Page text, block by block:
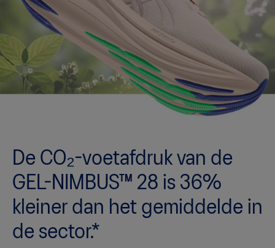
De CO₂-voetafdruk van de
GEL-NIMBUS™ 28 is 36%
kleiner dan het gemiddelde in
de sector.*